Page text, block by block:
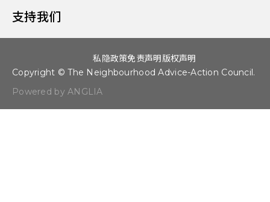
支持我们
Copyright © The Neighbourhood Advice-Action Council.
Powered by ANGLIA
私隐政策免责声明 版权声明